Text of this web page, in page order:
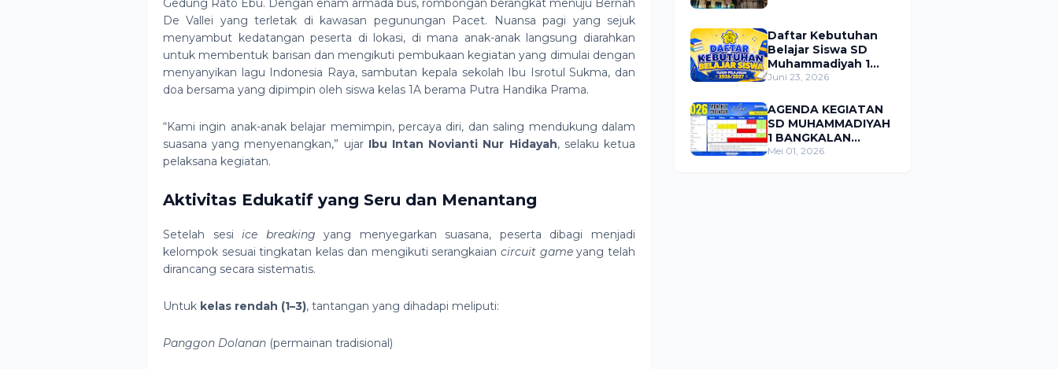
Gedung Rato Ebu. Dengan enam armada bus, rombongan berangkat menuju Bernah
De Vallei yang terletak di kawasan pegunungan Pacet. Nuansa pagi yang sejuk
menyambut kedatangan peserta di lokasi, di mana anak-anak langsung diarahkan
untuk membentuk barisan dan mengikuti pembukaan kegiatan yang dimulai dengan
menyanyikan lagu Indonesia Raya, sambutan kepala sekolah Ibu Isrotul Sukma, dan
doa bersama yang dipimpin oleh siswa kelas 1A berama Putra Handika Prama.
“Kami ingin anak-anak belajar memimpin, percaya diri, dan saling mendukung dalam
suasana yang menyenangkan,” ujar Ibu Intan Novianti Nur Hidayah, selaku ketua
pelaksana kegiatan.
Aktivitas Edukatif yang Seru dan Menantang
Setelah sesiice breaking yang menyegarkan suasana, peserta dibagi menjadi
kelompok sesuai tingkatan kelas dan mengikuti serangkaian circuit gameyang telah
dirancang secara sistematis.
Untuk kelas rendah (1–3), tantangan yang dihadapi meliputi:
Panggon Dolanan (permainan tradisional)
Daftar Kebutuhan
Belajar Siswa SD
Muhammadiyah 1
Bangkalan Tahun
Juni 23, 2026
AGENDA KEGIATAN
SD MUHAMMADIYAH
1 BANGKALAN
BULAN MEI 2026
Mei 01, 2026